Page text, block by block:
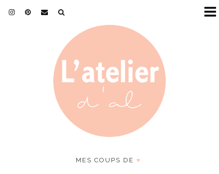
MES COUPS DE ♥